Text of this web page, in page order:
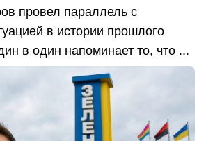
провел параллель с
в истории прошлого
в один напоминает то, что ...